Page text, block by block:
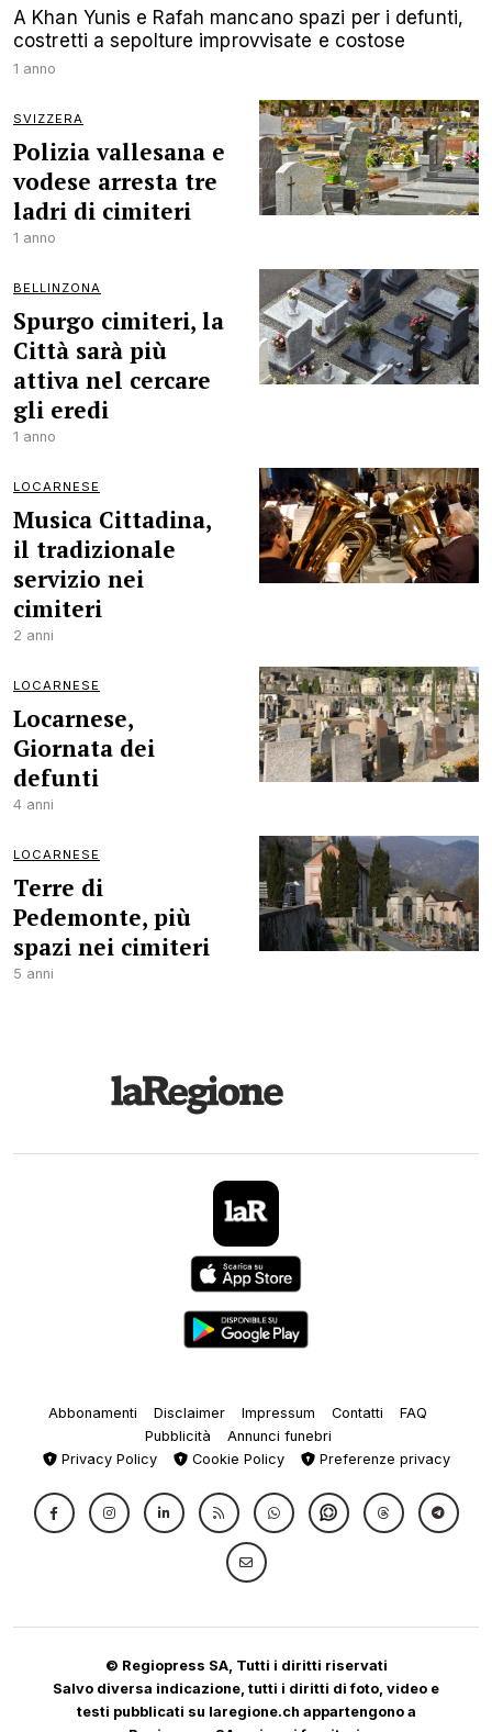
A Khan Yunis e Rafah mancano spazi per i defunti,
costretti a sepolture improvvisate e costose
1 anno
SVIZZERA
Polizia vallesana e
vodese arresta tre
ladri di cimiteri
1 anno
BELLINZONA
Spurgo cimiteri, la
Città sarà più
attiva nel cercare
gli eredi
1 anno
LOCARNESE
Musica Cittadina,
il tradizionale
servizio nei
cimiteri
2 anni
LOCARNESE
Locarnese,
Giornata dei
defunti
4 anni
LOCARNESE
Terre di
Pedemonte, più
spazi nei cimiteri
5 anni
Abbonamenti Disclaimer Impressum Contatti
FAQ
Pubblicità
Annunci funebri
Privacy Policy
Cookie Policy Preferenze privacy
© Regiopress SA, Tutti i diritti riservati
Salvo diversa indicazione, tutti i diritti di foto, video e
testi pubblicati su laregione.ch appartengono a